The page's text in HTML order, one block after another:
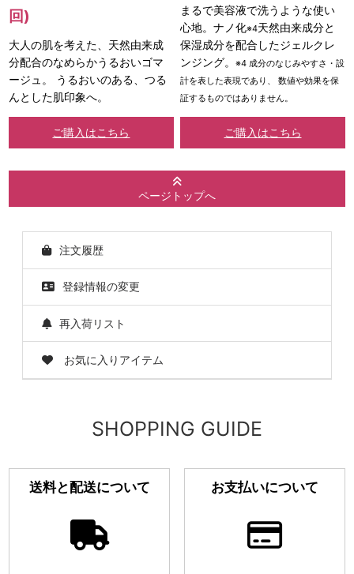
回)
大人の肌を考えた、天然由来成
分配合のなめらかうるおいゴマ
ージュ。 うるおいのある、つる
んとした肌印象へ。
ご購入はこちら
まるで美容液で洗うような使い
心地。ナノ化※4天然由来成分と
保湿成分を配合したジェルクレ
ンジング。※4 成分のなじみやすさ・設
計を表した表現であり、 数値や効果を保
証するものではありません。
ご購入はこちら
ページトップへ
注文履歴
登録情報の変更
再入荷リスト
お気に入りアイテム
SHOPPING GUIDE
送料と配送について お支払いについて